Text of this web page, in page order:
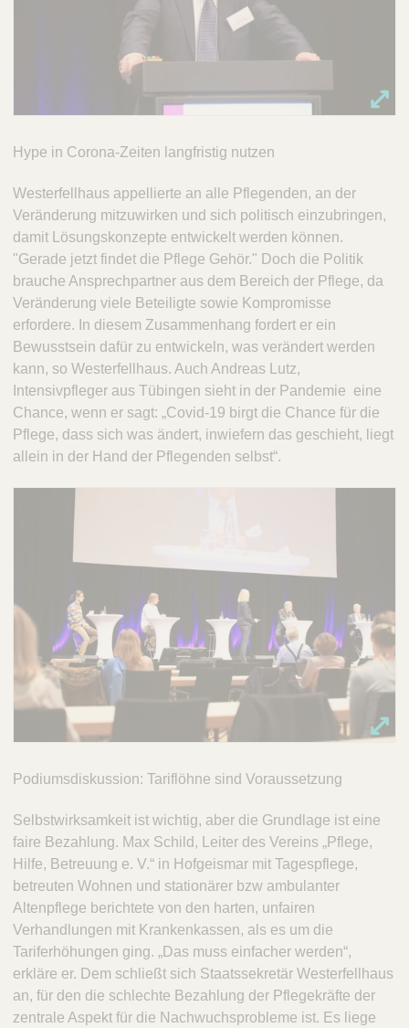
Hype in Corona-Zeiten langfristig nutzen
Westerfellhaus appellierte an alle Pflegenden, an der
Veränderung mitzuwirken und sich politisch einzubringen,
damit Lösungskonzepte entwickelt werden können.
"Gerade jetzt findet die Pflege Gehör." Doch die Politik
brauche Ansprechpartner aus dem Bereich der Pflege, da
Veränderung viele Beteiligte sowie Kompromisse
erfordere. In diesem Zusammenhang fordert er ein
Bewusstsein dafür zu entwickeln, was verändert werden
kann, so Westerfellhaus. Auch Andreas Lutz,
Intensivpfleger aus Tübingen sieht in der Pandemie eine
Chance, wenn er sagt: „Covid-19 birgt die Chance für die
Pflege, dass sich was ändert, inwiefern das geschieht, liegt
allein in der Hand der Pflegenden selbst“.
Podiumsdiskussion: Tariflöhne sind Voraussetzung
Selbstwirksamkeit ist wichtig, aber die Grundlage ist eine
faire Bezahlung. Max Schild, Leiter des Vereins „Pflege,
Hilfe, Betreuung e. V.“ in Hofgeismar mit Tagespflege,
betreuten Wohnen und stationärer bzw ambulanter
Altenpflege berichtete von den harten, unfairen
Verhandlungen mit Krankenkassen, als es um die
Tariferhöhungen ging. „Das muss einfacher werden“,
erkläre er. Dem schließt sich Staatssekretär Westerfellhaus
an, für den die schlechte Bezahlung der Pflegekräfte der
zentrale Aspekt für die Nachwuchsprobleme ist. Es liege